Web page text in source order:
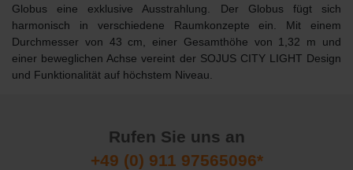
Globus eine exklusive Ausstrahlung. Der Globus fügt sich
harmonisch in verschiedene Raumkonzepte ein. Mit einem
Durchmesser von 43 cm, einer Gesamthöhe von 1,32 m und
einer beweglichen Achse vereint der SOJUS CITY LIGHT Design
und Funktionalität auf höchstem Niveau.
Rufen Sie uns an
+49 (0) 911 97565096*